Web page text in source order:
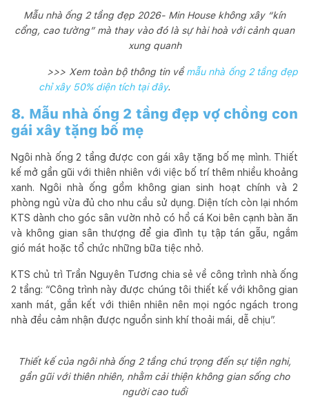
Mẫu nhà ống 2 tầng đẹp 2026- Min House không xây “kín
cổng, cao tường” mà thay vào đó là sự hài hoà với cảnh quan
xung quanh
>>> Xem toàn bộ thông tin vềmẫu nhà ống 2 tầng đẹp
chỉ xây 50% diện tích tại đây.
8. Mẫu nhà ống 2 tầng đẹp vợ chồng con
gái xây tặng bố mẹ
Ngôi nhà ống 2 tầng được con gái xây tặng bố mẹ mình. Thiết
kế mở gần gũi với thiên nhiên với việc bố trí thêm nhiều khoảng
xanh. Ngôi nhà ống gồm không gian sinh hoạt chính và 2
phòng ngủ vừa đủ cho nhu cầu sử dụng. Diện tích còn lại nhóm
KTS dành cho góc sân vườn nhỏ có hồ cá Koi bên cạnh bàn ăn
và không gian sân thượng để gia đình tụ tập tán gẫu, ngắm
gió mát hoặc tổ chức những bữa tiệc nhỏ.
KTS chủ trì Trần Nguyên Tương chia sẻ về công trình nhà ống
2 tầng: “Công trình này được chúng tôi thiết kế với không gian
xanh mát, gắn kết với thiên nhiên nên mọi ngóc ngách trong
nhà đều cảm nhận được nguồn sinh khí thoải mái, dễ chịu”.
Thiết kế của ngôi nhà ống 2 tầng chú trọng đến sự tiện nghi,
gần gũi với thiên nhiên, nhằm cải thiện không gian sống cho
người cao tuổi